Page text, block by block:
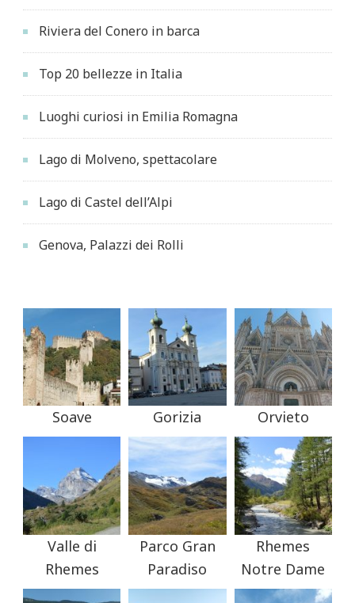
Riviera del Conero in barca
Top 20 bellezze in Italia
Luoghi curiosi in Emilia Romagna
Lago di Molveno, spettacolare
Lago di Castel dell’Alpi
Genova, Palazzi dei Rolli
Soave Gorizia Orvieto
Valle di
Rhemes
Parco Gran
Paradiso
Rhemes
Notre Dame